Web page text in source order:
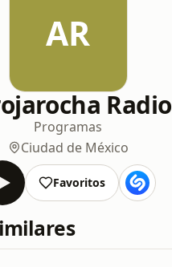
AR
Radio
Programas
Ciudad de México
Favoritos